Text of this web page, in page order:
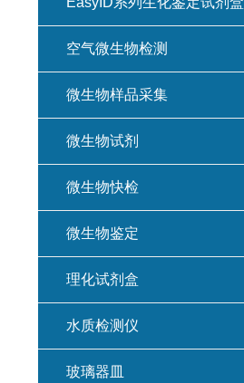
空气微生物检测
微生物样品采集
微生物试剂
微生物快检
微生物鉴定
理化试剂盒
水质检测仪
玻璃器皿